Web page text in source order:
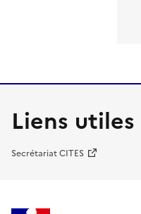
Liens utiles
Secrétariat CITES